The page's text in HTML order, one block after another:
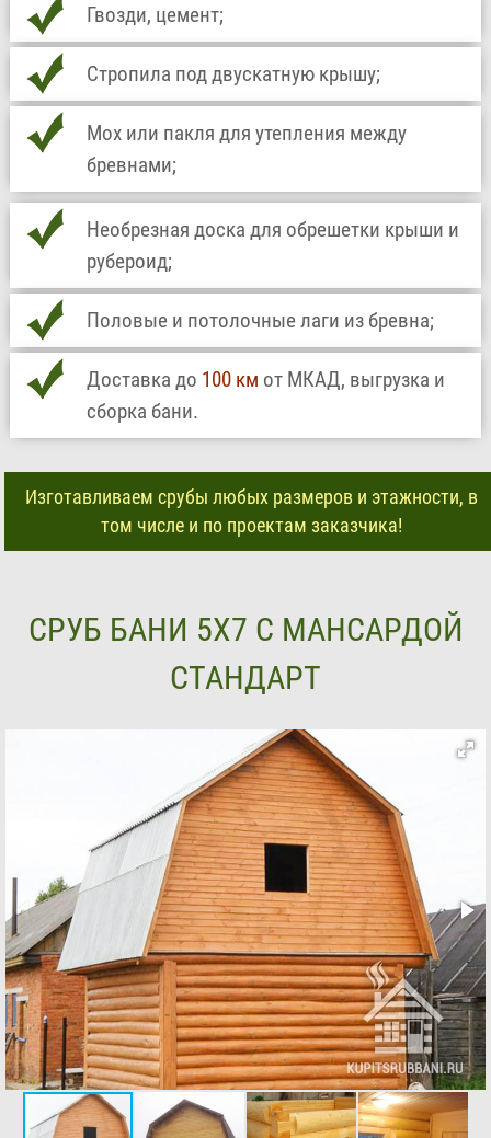
Гвозди, цемент;
Стропила под двускатную крышу;
Мох или пакля для утепления между
бревнами;
Необрезная доска для обрешетки крыши и
рубероид;
Половые и потолочные лаги из бревна;
Доставка до 100 км от МКАД, выгрузка и
сборка бани.
Изготавливаем срубы любых размеров и этажности, в
том числе и по проектам заказчика!
СРУБ БАНИ 5Х7 С МАНСАРДОЙ
СТАНДАРТ